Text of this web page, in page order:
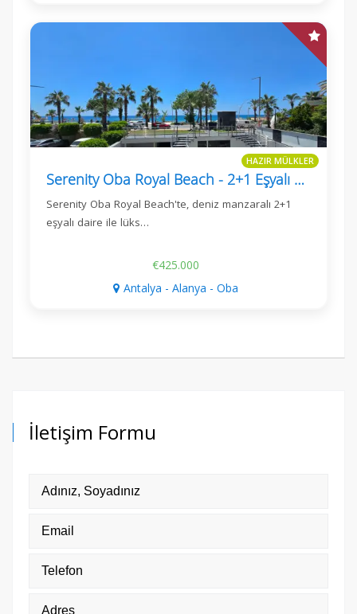
HAZIR MÜLKLER
Serenity Oba Royal Beach - 2+1 Eşyalı Daire, Deniz Manzaralı
Serenity Oba Royal Beach'te, deniz manzaralı 2+1
eşyalı daire ile lüks…
€425.000
Antalya - Alanya - Oba
İletişim Formu